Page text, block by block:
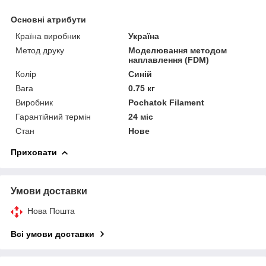
Основні атрибути
Країна виробник
Україна
Метод друку
Моделювання методом
наплавлення (FDM)
Колір
Синій
Вага
0.75 кг
Виробник
Pochatok Filament
Гарантійний термін
24 міс
Стан
Нове
Приховати
Умови доставки
Нова Пошта
Всі умови доставки